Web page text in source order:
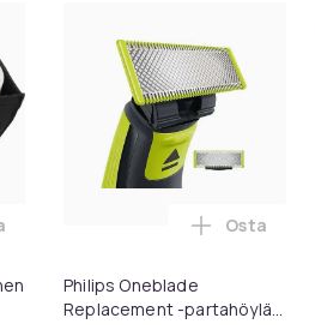
QC15, QC 2 AE 2, AE 2i, AE 2w,
Moniosastoinen huopainen
Philips Oneblade
Replacement -partahöylän
Lisää
Osta